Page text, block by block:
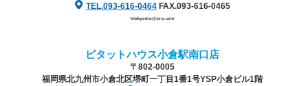
TEL.093-616-0464FAX.093-616-0465
kitakyushu@ys-p.com
ピタットハウス小倉駅南口店
〒802-0005
福岡県北九州市小倉北区堺町一丁目1番1号YSP小倉ビル1階